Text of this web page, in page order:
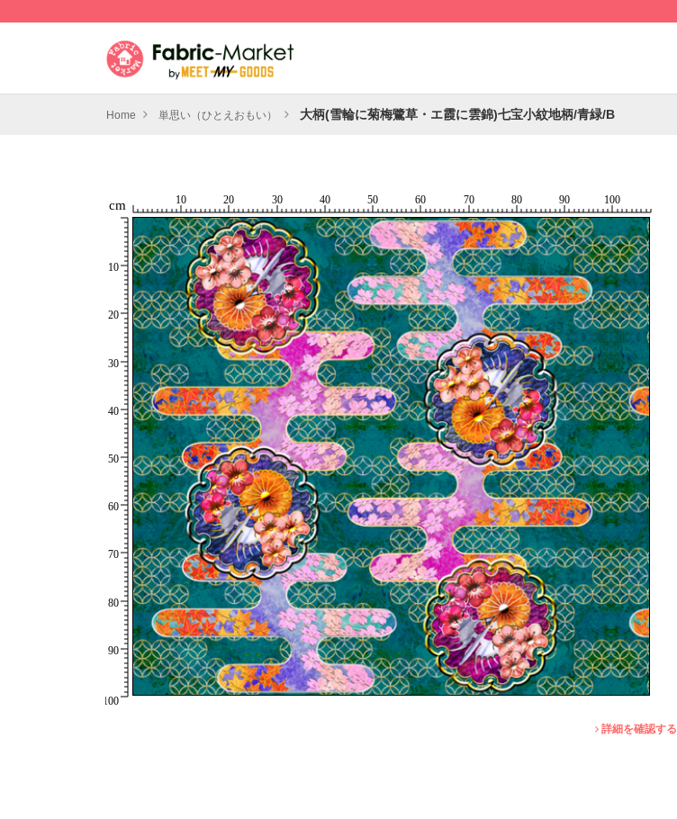
Home 単思い（ひとえおもい） 大柄(雪輪に菊梅鷺草・エ霞に雲錦)七宝小紋地柄/青緑/B
詳細を確認する